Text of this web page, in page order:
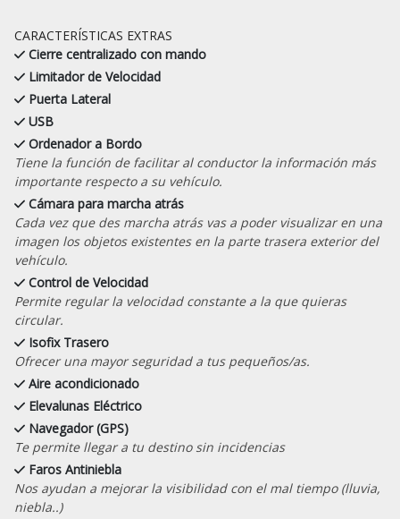
CARACTERÍSTICAS EXTRAS
Cierre centralizado con mando
Limitador de Velocidad
Puerta Lateral
USB
Ordenador a Bordo
Tiene la función de facilitar al conductor la información más
importante respecto a su vehículo.
Cámara para marcha atrás
Cada vez que des marcha atrás vas a poder visualizar en una
imagen los objetos existentes en la parte trasera exterior del
vehículo.
Control de Velocidad
Permite regular la velocidad constante a la que quieras
circular.
Isofix Trasero
Ofrecer una mayor seguridad a tus pequeños/as.
Aire acondicionado
Elevalunas Eléctrico
Navegador (GPS)
Te permite llegar a tu destino sin incidencias
Faros Antiniebla
Nos ayudan a mejorar la visibilidad con el mal tiempo (lluvia,
niebla..)